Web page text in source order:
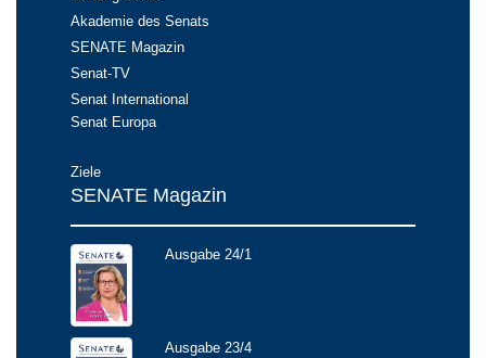
Akademie des Senats
SENATE Magazin
Senat-TV
Senat International
Senat Europa
Ziele
SENATE Magazin
Ausgabe 24/1
Ausgabe 23/4